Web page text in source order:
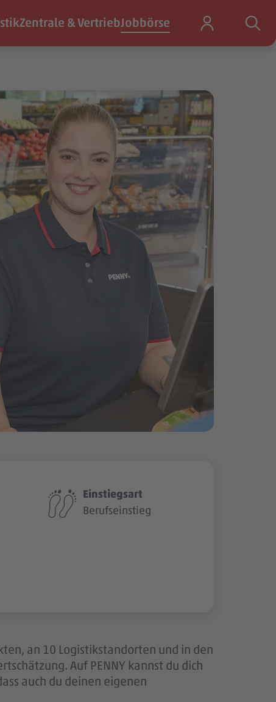
Zentrale & VertriebJobbörse
Einstiegsart
Berufseinstieg
an 10 Logistikstandorten und in den
Auf PENNY kannst du dich
auch du deinen eigenen